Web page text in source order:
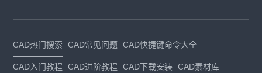
CAD热门搜索 CAD常见问题 CAD快捷键命令大全
CAD入门教程 CAD进阶教程 CAD下载安装 CAD素材库